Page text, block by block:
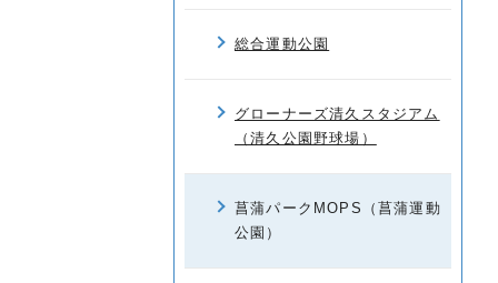
総合運動公園
グローナーズ清久スタジアム
（清久公園野球場）
菖蒲パークMOPS（菖蒲運動
公園）